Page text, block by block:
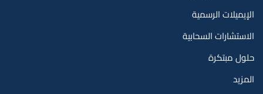
الإيميلات الرسمية
الاستشارات السحابية
حلول مبتكرة
المزيد